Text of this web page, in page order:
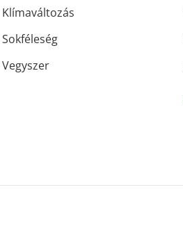
Klímaváltozás
Sokféleség
Vegyszer